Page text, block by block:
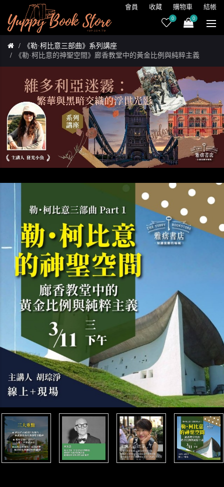
會員 收藏 購物車 結帳
0 0
《勒·柯比意三部曲》系列講座
《勒·柯比意的神聖空間》廊香教堂中的黃金比例與純粹主義